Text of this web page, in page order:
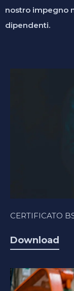
nostro impegno
dipendenti.
CERTIFICATO
Download